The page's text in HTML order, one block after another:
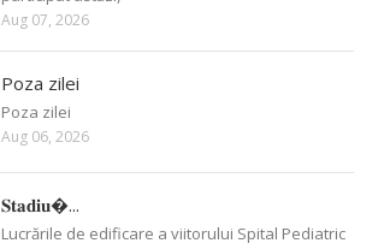
Aug 07, 2026
Poza zilei
Poza zilei
Aug 06, 2026
𝐒𝐭𝐚𝐝𝐢𝐮�...
Lucrările de edificare a viitorului Spital Pediatric